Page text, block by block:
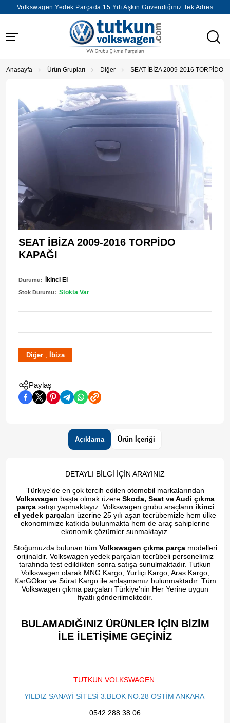
Volkswagen Yedek Parçada 15 Yılı Aşkın Güvendiğiniz Tek Adres
Anasayfa Ürün Grupları Diğer SEAT İBİZA 2009-2016 TORPİDO
SEAT İBİZA 2009-2016 TORPİDO
KAPAĞI
Durumu: İkinci El
Stok Durumu: Stokta Var
Diğer İbiza
Paylaş
Açıklama Ürün İçeriği
DETAYLI BİLGİ İÇİN ARAYINIZ
Türkiye'de en çok tercih edilen otomobil markalarından
Volkswagen başta olmak üzere Skoda, Seat ve Audi çıkma
parçasatışı yapmaktayız. Volkswagen grubu araçların ikinci
el yedek parçaları üzerine 25 yılı aşan tecrübemizle hem ülke
ekonomimize katkıda bulunmakta hem de araç sahiplerine
ekonomik çözümler sunmaktayız.
Stoğumuzda bulunan tüm Volkswagen çıkma parçamodelleri
orijinaldir. Volkswagen yedek parçaları tecrübeli personelimiz
tarafında test edildikten sonra satışa sunulmaktadır. Tutkun
Volkswagen olarak MNG Kargo, Yurtiçi Kargo, Aras Kargo,
KarGOkar ve Sürat Kargo ile anlaşmamız bulunmaktadır. Tüm
Volkswagen çıkma parçaları Türkiye'nin Her Yerine uygun
fiyatlı gönderilmektedir.
BULAMADIĞINIZ ÜRÜNLER İÇİN BİZİM
İLE İLETİŞİME GEÇİNİZ​
TUTKUN VOLKSWAGEN
YILDIZ SANAYİ SİTESİ 3.BLOK NO.28 OSTİM ANKARA
0542 288 38 06